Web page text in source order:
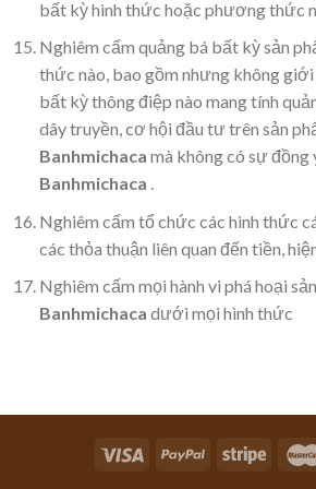
bất kỳ hình thức hoặc phương thức
Nghiêm cấm quảng bá bất kỳ sản
thức nào, bao gồm nhưng không
bất kỳ thông điệp nào mang tính
dây truyền, cơ hội đầu tư trên sản
Banhmichaca mà không có sự đồng
Banhmichaca .
Nghiêm cấm tổ chức các hình thức
các thỏa thuận liên quan đến tiền,
Nghiêm cấm mọi hành vi phá hoại
Banhmichaca dưới mọi hình thức